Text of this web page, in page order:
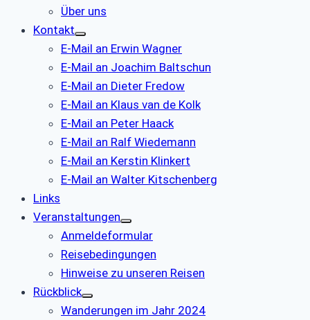
Über uns
Kontakt
E-Mail an Erwin Wagner
E-Mail an Joachim Baltschun
E-Mail an Dieter Fredow
E-Mail an Klaus van de Kolk
E-Mail an Peter Haack
E-Mail an Ralf Wiedemann
E-Mail an Kerstin Klinkert
E-Mail an Walter Kitschenberg
Links
Veranstaltungen
Anmeldeformular
Reisebedingungen
Hinweise zu unseren Reisen
Rückblick
Wanderungen im Jahr 2024